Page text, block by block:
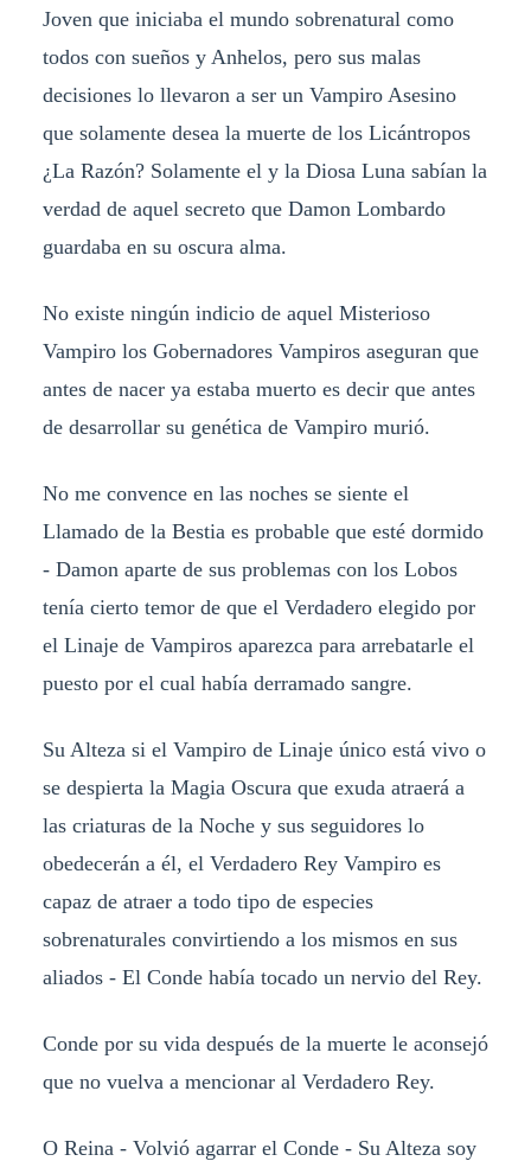
Joven que iniciaba el mundo sobrenatural como
todos con sueños y Anhelos, pero sus malas
decisiones lo llevaron a ser un Vampiro Asesino
que solamente desea la muerte de los Licántropos
¿La Razón? Solamente el y la Diosa Luna sabían la
verdad de aquel secreto que Damon Lombardo
guardaba en su oscura alma.
No existe ningún indicio de aquel Misterioso
Vampiro los Gobernadores Vampiros aseguran que
antes de nacer ya estaba muerto es decir que antes
de desarrollar su genética de Vampiro murió.
No me convence en las noches se siente el
Llamado de la Bestia es probable que esté dormido
- Damon aparte de sus problemas con los Lobos
tenía cierto temor de que el Verdadero elegido por
el Linaje de Vampiros aparezca para arrebatarle el
puesto por el cual había derramado sangre.
Su Alteza si el Vampiro de Linaje único está vivo o
se despierta la Magia Oscura que exuda atraerá a
las criaturas de la Noche y sus seguidores lo
obedecerán a él, el Verdadero Rey Vampiro es
capaz de atraer a todo tipo de especies
sobrenaturales convirtiendo a los mismos en sus
aliados - El Conde había tocado un nervio del Rey.
Conde por su vida después de la muerte le aconsejó
que no vuelva a mencionar al Verdadero Rey.
O Reina - Volvió agarrar el Conde - Su Alteza soy